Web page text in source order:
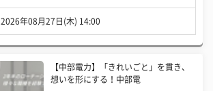
2026年08月27日(木) 14:00
【中部電力】「きれいごと」を貫き、
想いを形にする！中部電